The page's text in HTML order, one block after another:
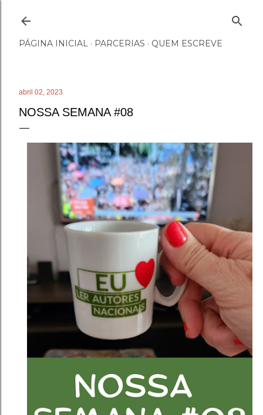
PÁGINA INICIAL PARCERIAS QUEM ESCREVE
abril 02, 2023
NOSSA SEMANA #08